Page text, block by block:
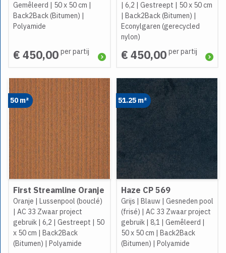
Gemêleerd | 50 x 50 cm |
Back2Back (Bitumen) |
Polyamide
€ 450,00 per partij
| 6,2 | Gestreept | 50 x 50 cm
| Back2Back (Bitumen) |
Econylgaren (gerecycled
nylon)
€ 450,00 per partij
50 m²
First Streamline Oranje
Oranje | Lussenpool (bouclé)
| AC 33 Zwaar project
gebruik | 6,2 | Gestreept | 50
x 50 cm | Back2Back
(Bitumen) | Polyamide
51.25 m²
Haze CP 569
Grijs | Blauw| Gesneden pool
(frisé) | AC 33 Zwaar project
gebruik| 8,1 | Gemêleerd |
50 x 50 cm | Back2Back
(Bitumen) | Polyamide